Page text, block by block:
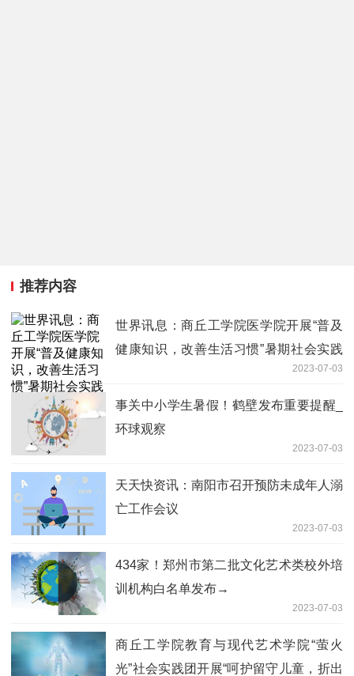
推荐内容
世界讯息：商丘工学院医学院开展“普及
健康知识，改善生活习惯”暑期社会实践
2023-07-03
事关中小学生暑假！鹤壁发布重要提醒_
环球观察
2023-07-03
天天快资讯：南阳市召开预防未成年人溺
亡工作会议
2023-07-03
434家！郑州市第二批文化艺术类校外培
训机构白名单发布→
2023-07-03
商丘工学院教育与现代艺术学院“萤火
光”社会实践团开展“呵护留守儿童，折出